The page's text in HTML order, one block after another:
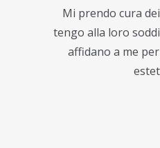
Mi prendo cura
tengo alla loro
affidano a me